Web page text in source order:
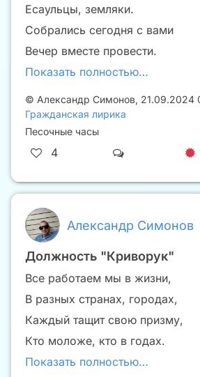
Есаульцы, земляки.
Собрались сегодня с вами
Вечер вместе провести.
Показать полностью…
© Александр Симонов, 21.09.2024
Гражданская лирика
Песочные часы
4
Александр Симонов
Должность "Криворук"
Все работаем мы в жизни,
В разных странах, городах,
Каждый тащит свою призму,
Кто моложе, кто в годах.
Показать полностью…